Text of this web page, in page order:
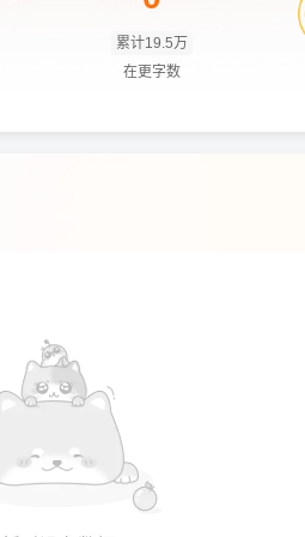
累计19.5万
在更字数